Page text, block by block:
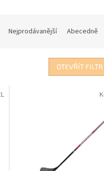
Nejprodávanější Abecedně
OTEVŘÍT FILTR